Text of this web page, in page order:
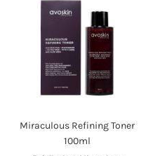
Miraculous Refining Toner
100ml